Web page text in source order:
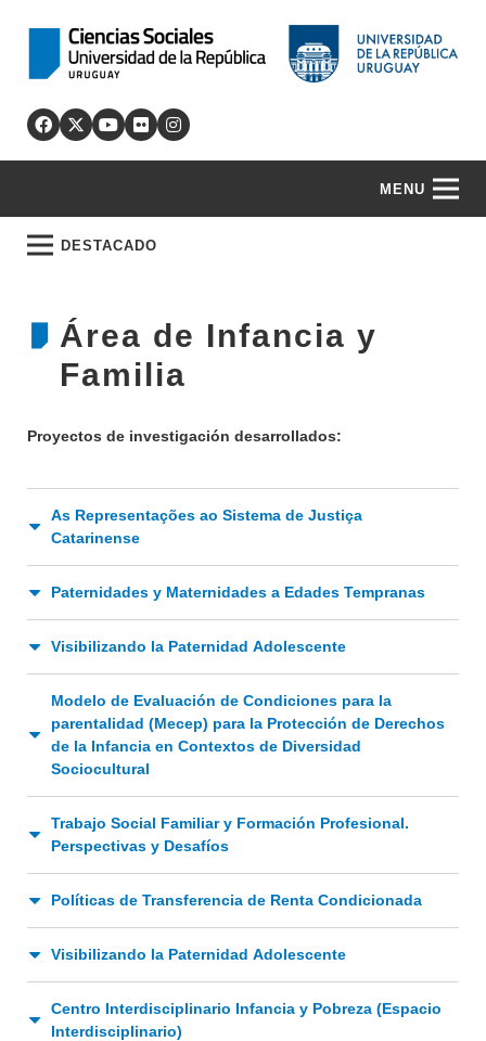
MENU
DESTACADO
Área de Infancia y
Familia
Proyectos de investigación desarrollados:
As Representações ao Sistema de Justiça
Catarinense
Paternidades y Maternidades a Edades Tempranas
Visibilizando la Paternidad Adolescente
Modelo de Evaluación de Condiciones para la
parentalidad (Mecep) para la Protección de Derechos
de la Infancia en Contextos de Diversidad
Sociocultural
Trabajo Social Familiar y Formación Profesional.
Perspectivas y Desafíos
Políticas de Transferencia de Renta Condicionada
Visibilizando la Paternidad Adolescente
Centro Interdisciplinario Infancia y Pobreza (Espacio
Interdisciplinario)